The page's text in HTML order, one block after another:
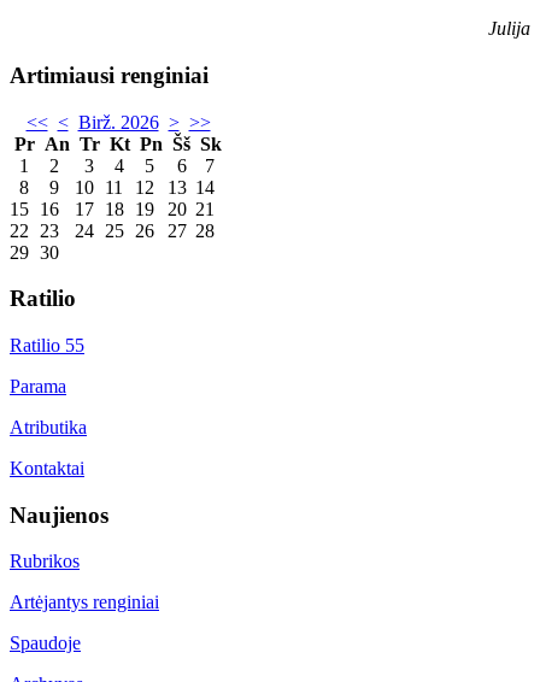
Julija
Artimiausi renginiai
<< < Birž. 2026 > >>
Pr An Tr Kt Pn Šš Sk
1
2 3 4 5 6
7
8
9 10 11 12 13 14
15 16 17 18 19 20 21
22
23 24 25 26 27 28
29 30
Ratilio
Ratilio 55
Parama
Atributika
Kontaktai
Naujienos
Rubrikos
Artėjantys renginiai
Spaudoje